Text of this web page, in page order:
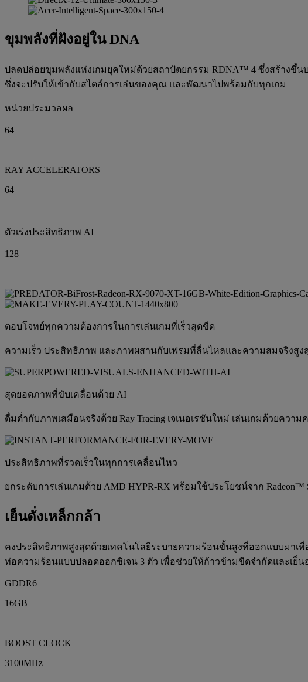
ขุมพลังที่ฝังอยู่ใน DNA
ปลดปล่อยขุมพลังแห่งเกมยุคใหม่ด้วยสถาปัตยกรรม RDNA™ 4 ซึ่งสร้างขึ้
ซึ่งจะปรับให้เข้ากับสไตล์การเล่นของคุณ และพัฒนาไปพร้อมกับทุกเกม
หน่วยประมวลผล
64
RAY ACCELERATORS
64
ตัวเร่งประสิทธิภาพ AI
128
ตอบโจทย์ทุกความต้องการในการเล่นเกมที่เร็วสุดขีด
ความเร็ว ประสิทธิภาพ และภาพผสานกับเฟรมที่ลื่นไหลและความสมจริงสูงสุ
สุดยอดภาพที่ขับเคลื่อนด้วย AI
ดื่มด่ำกับภาพเสมือนจริงด้วย Ray Tracing เจเนอเรชันใหม่ เล่นเกมด้วยคว
ประสิทธิภาพที่รวดเร็วในทุกการเคลื่อนไหว
ยกระดับการเล่นเกมด้วย AMD HYPR-RX พร้อมใช้ประโยชน์จาก Radeon™
เย็นดั่งเหล็กกล้า
คงประสิทธิภาพสูงสุดด้วยเทคโนโลยีระบายความร้อนขั้นสูงที่ออกแบบมาเ
ท่อความร้อนแบบปลอดออกซิเจน 3 ตัว เพื่อช่วยให้ก้าวข้ามขีดจำกัดและเย็
GDDR6
16GB
BOOST CLOCK
3100MHz